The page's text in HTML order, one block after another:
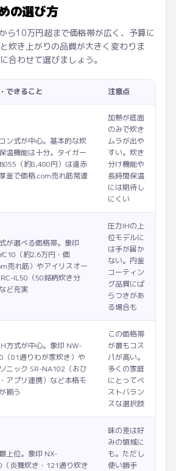
の選び方
ら10万円超まで価格帯が広く、予算に
炊き上がりの品質が大きく変わりま
合わせて選びましょう。
できること 注意点
ン式が中心。基本的な炊
温機能は十分。タイガー
（約8,480円）は遠赤
釜で価格.com売れ筋常連
加熱が底面
のみで炊き
ムラが出や
すい。炊き
分け機能や
長時間保温
には期待し
にくい
が選べる価格帯。象印
（約2.6万円・価
売れ筋）やアイリスオー
IL50（50銘柄炊き分
ど充実
圧力IHの上
位モデルに
は手が届か
ない。内釜
コーティン
グ品質にば
らつきがあ
る場合も
方式が中心。象印 NW-
（81通りわが家炊き）や
ニック SR-NA102（おひ
アプリ連携）など本格モ
揃う
この価格帯
が最もコス
パが高い。
多くの家庭
にとってベ
ストバラン
スな選択肢
上位。象印 NX-
（炎舞炊き・121通り炊き
味の差は好
みの領域に
も。ただし
使い勝手